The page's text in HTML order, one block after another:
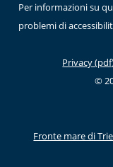
Per informazioni su
problemi di
Privacy
©
Fronte mare di